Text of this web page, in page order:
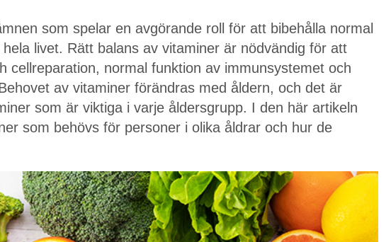
som spelar en avgörande roll för att bibehålla normal
livet. Rätt balans av vitaminer är nödvändig för att
cellreparation, normal funktion av immunsystemet och
av vitaminer förändras med åldern, och det är
som är viktiga i varje åldersgrupp. I den här artikeln
som behövs för personer i olika åldrar och hur de